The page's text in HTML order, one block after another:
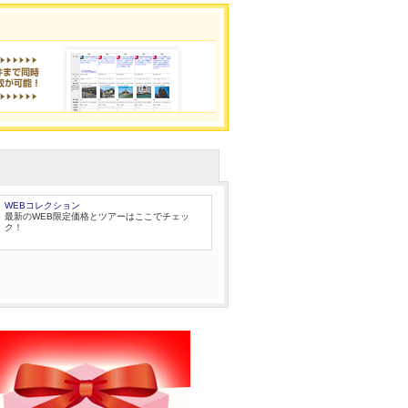
WEBコレクション
最新のWEB限定価格とツアーはここでチェッ
ク！